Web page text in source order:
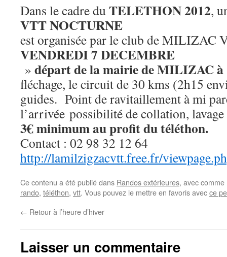
Dans le cadre du TELETHON 2012,
VTT NOCTURNE
est organisée par le club de MILIZAC
VENDREDI 7 DECEMBRE
» départ de la mairie de MILIZAC à
fléchage, le circuit de 30 kms (2h15
guides. Point de ravitaillement à mi
l’arrivée possibilité de collation,
3€ minimum au profit du téléthon.
Contact : 02 98 32 12 64
http://lamilzigzacvtt.free.fr/
Ce contenu a été publié dans Randos extérieures, avec
rando, téléthon, vtt. Vous pouvez le mettre en favoris avecce
← Retour à l’heure d’hiver
Laisser un commentaire